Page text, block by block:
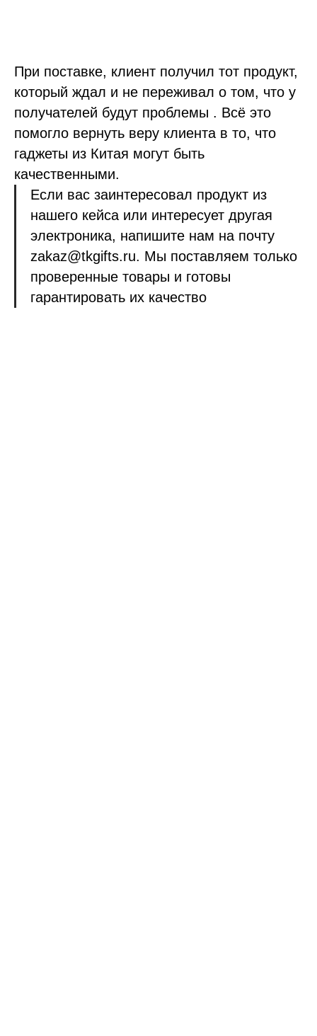
При поставке, клиент получил тот продукт,
который ждал и не переживал о том, что у
получателей будут проблемы . Всё это
помогло вернуть веру клиента в то, что
гаджеты из Китая могут быть
качественными.
Если вас заинтересовал продукт из
нашего кейса или интересует другая
электроника, напишите нам на почту
zakaz@tkgifts.ru. Мы поставляем только
проверенные товары и готовы
гарантировать их качество